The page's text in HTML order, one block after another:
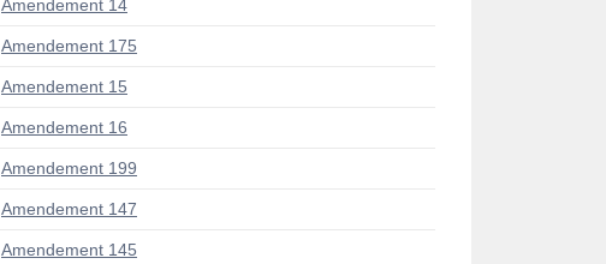
Amendement 14
Amendement 175
Amendement 15
Amendement 16
Amendement 199
Amendement 147
Amendement 145